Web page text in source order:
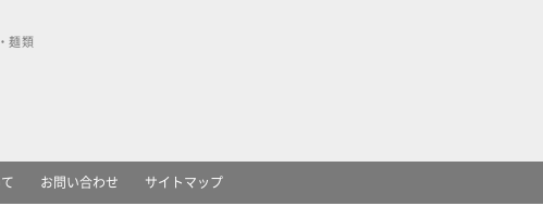
麺類
お問い合わせ サイトマップ